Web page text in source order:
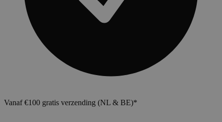
Vanaf €100 gratis verzending (NL & BE)*